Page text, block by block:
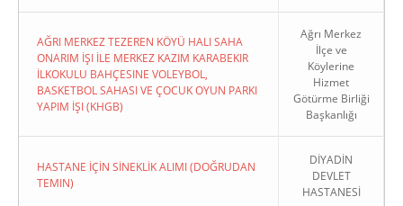
AĞRI MERKEZ TEZEREN KÖYÜ HALI SAHA
ONARIM İŞI İLE MERKEZ KAZIM KARABEKIR
İLKOKULU BAHÇESINE VOLEYBOL,
BASKETBOL SAHASI VE ÇOCUK OYUN PARKI
YAPIM İŞI (KHGB)
Ağrı Merkez
İlçe ve
Köylerine
Hizmet
Götürme Birliği
Başkanlığı
HASTANE İÇİN SİNEKLİK ALIMI (DOĞRUDAN
TEMIN)
DİYADİN
DEVLET
HASTANESİ